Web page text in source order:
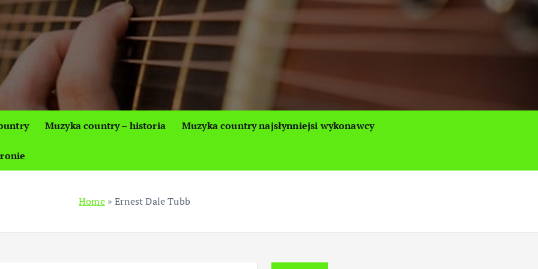
Muzyka country – historia Muzyka country najsłynniejsi wykonawcy
Home»Ernest Dale Tubb